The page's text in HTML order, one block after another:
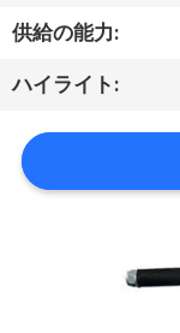
行
質
管
供給の能力:
ハイライト: